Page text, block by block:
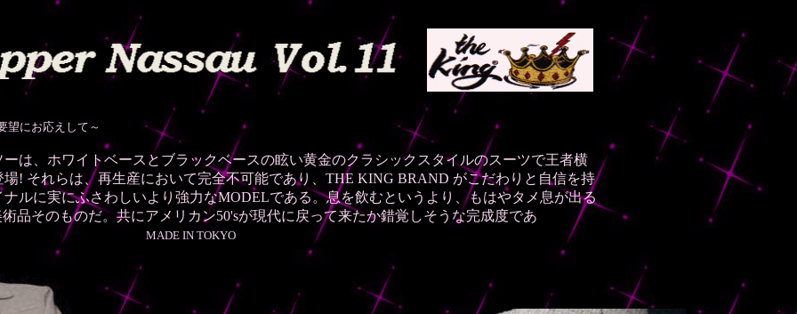
お応えして～
は、ホワイトベースとブラックベースの眩い黄金のクラシックスタイルのスーツで王者横
! それらは、再生産において完全不可能であり、THE KING BRAND がこだわりと自信を持
ルに実にふさわしいより強力なMODELである。息を飲むというより、もはやタメ息が出る
品そのものだ。共にアメリカン50'sが現代に戻って来たか錯覚しそうな完成度であ
TOKYO